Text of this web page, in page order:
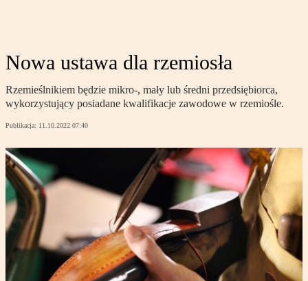
Nowa ustawa dla rzemiosła
Rzemieślnikiem będzie mikro-, mały lub średni przedsiębiorca,
wykorzystujący posiadane kwalifikacje zawodowe w rzemiośle.
Publikacja: 11.10.2022 07:40